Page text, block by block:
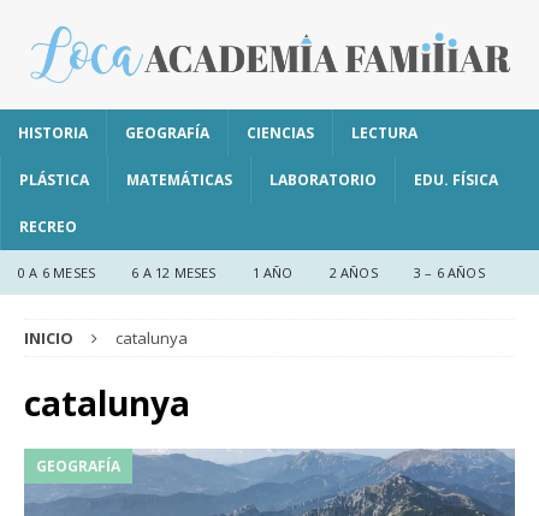
HISTORIA GEOGRAFÍA CIENCIAS LECTURA
PLÁSTICA MATEMÁTICAS LABORATORIO EDU. FÍSICA
RECREO
0 A 6 MESES 6 A 12 MESES 1 AÑO 2 AÑOS 3 – 6 AÑOS
INICIO catalunya
catalunya
GEOGRAFÍA